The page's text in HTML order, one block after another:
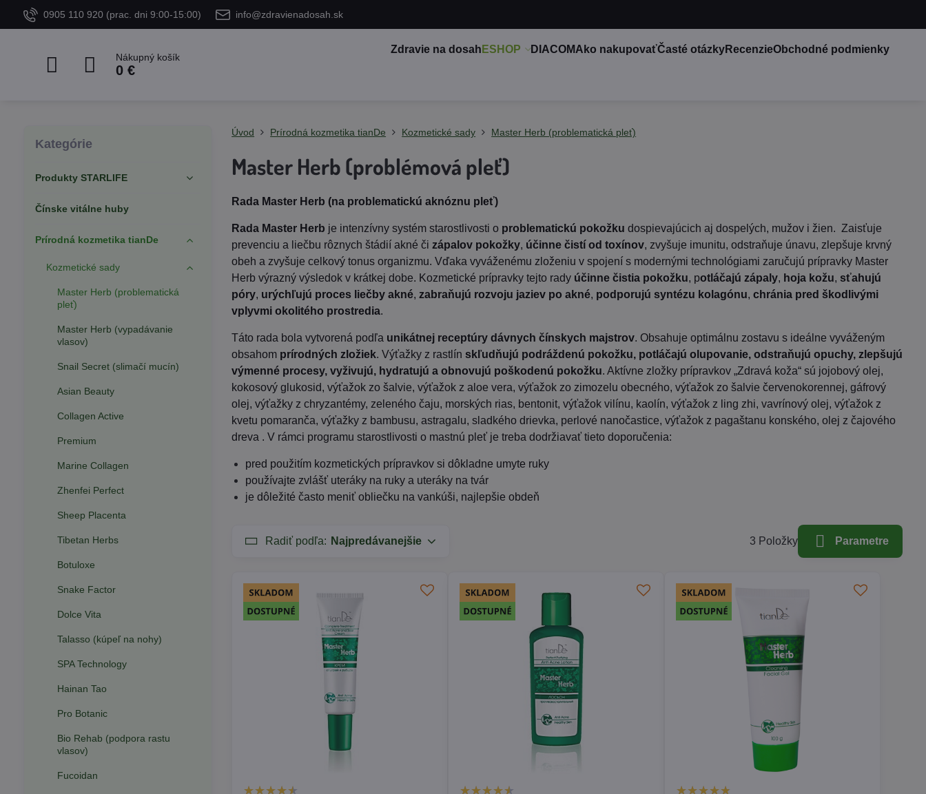
0905 110 920 (prac. dni 9:00-15:00) info@zdravienadosah.sk
Nákupný košík
0 €
Zdravie na dosah ESHOP DIACOMAko nakupovaťČasté otázkyRecenzieObchodné podmienky
Úvod Prírodná kozmetika tianDe Kozmetické sady Master Herb (problematická pleť)
Master Herb (problémová pleť)
Rada Master Herb (na problematickú aknóznu pleť)
Rada Master Herb je intenzívny systém starostlivosti o problematickú pokožku dospievajúcich aj dospelých, mužov i žien. Zaisťuje
prevenciu a liečbu rôznych štádií akné čizápalov pokožky, účinne čistí od toxínov, zvyšuje imunitu, odstraňuje únavu, zlepšuje krvný
obeh a zvyšuje celkový tonus organizmu. Vďaka vyváženému zloženiu v spojení s modernými technológiami zaručujú prípravky Master
Herb výrazný výsledok v krátkej dobe. Kozmetické prípravky tejto rady účinne čistia pokožku, potláčajú zápaly, hoja kožu,sťahujú
póry, urýchľujú proces liečby akné,zabraňujú rozvoju jaziev po akné, podporujú syntézu kolagónu,chránia pred škodlivými
vplyvmi okolitého prostredia.
Táto rada bola vytvorená podľa unikátnej receptúry dávnych čínskych majstrov. Obsahuje optimálnu zostavu s ideálne vyváženým
obsahom prírodných zložiek. Výťažky z rastlínskľudňujú podráždenú pokožku, potláčajú olupovanie, odstraňujú opuchy, zlepšujú
výmenné procesy, vyživujú, hydratujú a obnovujú poškodenú pokožku. Aktívne zložky prípravkov „Zdravá koža“ sú jojobový olej,
kokosový glukosid, výťažok zo šalvie, výťažok z aloe vera, výťažok zo zimozelu obecného, výťažok zo šalvie červenokorennej, gáfrový
olej, výťažky z chryzantémy, zeleného čaju, morských rias, bentonit, výťažok vilínu, kaolín, výťažok z ling zhi, vavrínový olej, výťažok z
kvetu pomaranča, výťažky z bambusu, astragalu, sladkého drievka, perlové nanočastice, výťažok z pagaštanu konského, olej z čajového
dreva . V rámci programu starostlivosti o mastnú pleť je treba dodržiavať tieto doporučenia:
pred použitím kozmetických prípravkov si dôkladne umyte ruky
používajte zvlášť uteráky na ruky a uteráky na tvár
je dôležité často meniť obliečku na vankúši, najlepšie obdeň
Radiť podľa: Najpredávanejšie 3 Položky Parametre
Kategórie
Produkty STARLIFE
Čínske vitálne huby
Prírodná kozmetika tianDe
Kozmetické sady
Master Herb (problematická
pleť)
Master Herb (vypadávanie
vlasov)
Snail Secret (slimačí mucín)
Asian Beauty
Collagen Active
Premium
Marine Collagen
Zhenfei Perfect
Sheep Placenta
Tibetan Herbs
Botuloxe
Snake Factor
Dolce Vita
Talasso (kúpeľ na nohy)
SPA Technology
Hainan Tao
Pro Botanic
Bio Rehab (podpora rastu
vlasov)
Fucoidan